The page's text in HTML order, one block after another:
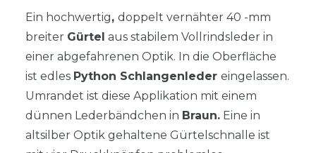
Ein hochwertig, doppelt vernähter 40 -mm
breiter Gürtel aus stabilem Vollrindsleder in
einer abgefahrenen Optik. In die Oberfläche
ist edles Python Schlangenleder eingelassen.
Umrandet ist diese Applikation mit einem
dünnen Lederbändchen in Braun. Eine in
altsilber Optik gehaltene Gürtelschnalle ist